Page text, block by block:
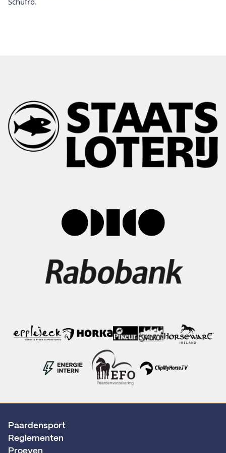
Paardensport
Reglementen
Proeven